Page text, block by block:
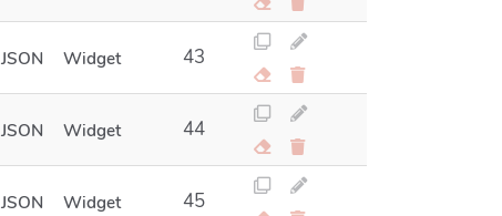
JSON Widget 43
JSON Widget 44
JSON Widget 45